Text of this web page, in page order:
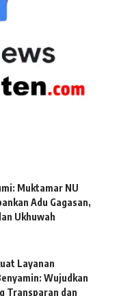
Muktamar NU
Adu Gagasan,
Ukhuwah
Layanan
Wujudkan
Transparan dan